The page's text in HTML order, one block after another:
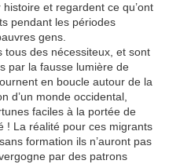
et regardent ce qu’ont
pendant les périodes
gens.
tous des nécessiteux, et sont
par la fausse lumière de
en boucle autour de la
d’un monde occidental,
faciles à la portée de
! La réalité pour ces migrants
formation ils n’auront pas
par des patrons